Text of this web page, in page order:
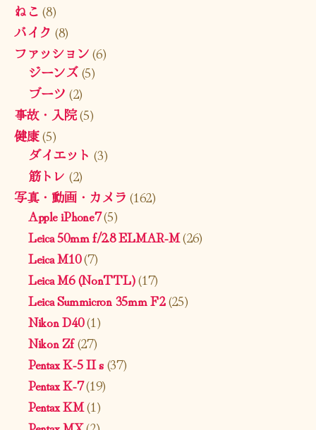
ねこ (8)
バイク (8)
ファッション(6)
ジーンズ(5)
ブーツ (2)
事故・入院(5)
健康(5)
ダイエット (3)
筋トレ (2)
写真・動画・カメラ (162)
Apple iPhone7(5)
Leica 50mm f/2.8 ELMAR-M(26)
Leica M10(7)
Leica M6 (NonTTL)(17)
Leica Summicron 35mm F2(25)
Nikon D40(1)
Nikon Zf(27)
Pentax K-5 II s(37)
Pentax K-7(19)
Pentax KM(1)